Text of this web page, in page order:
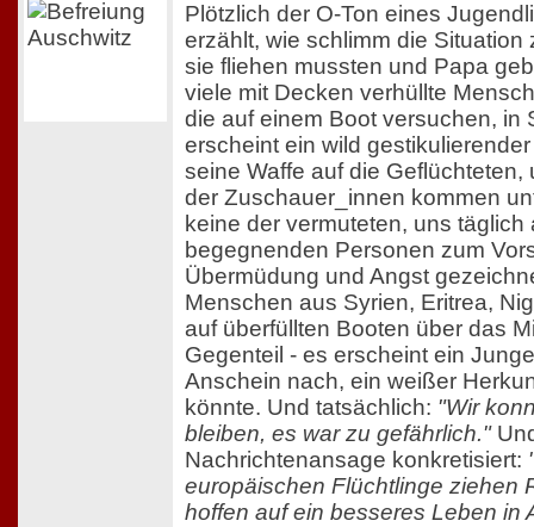
Plötzlich der O-Ton eines
erzählt, wie schlimm die Situation
sie fliehen mussten und Papa
viele mit Decken verhüllte
die auf einem Boot versuchen, in
erscheint ein wild
seine Waffe auf die Geflüchteten,
der Zuschauer_innen kommen
keine der vermuteten, uns
begegnenden Personen zum
Übermüdung und Angst
Menschen aus Syrien, Eritrea,
auf überfüllten Booten über das
Gegenteil - es erscheint ein
Anschein nach, ein weißer
könnte. Und tatsächlich: "Wir
bleiben, es war zu gefährlich."
Nachrichtenansage konkretisiert:
europäischen Flüchtlinge ziehen
hoffen auf ein besseres Leben in